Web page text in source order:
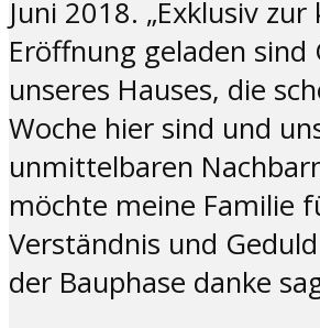
Juni 2018. „Exklusiv zur
Eröffnung geladen sind
unseres Hauses, die
Woche hier sind und
unmittelbaren
möchte meine Familie
Verständnis und
der Bauphase danke